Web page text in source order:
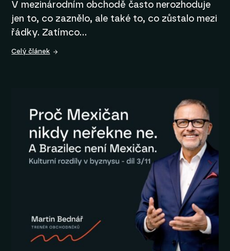
V mezinárodním obchodě často nerozhoduje
jen to, co zaznělo, ale také to, co zůstalo mezi
řádky. Zatímco…
Celý článek